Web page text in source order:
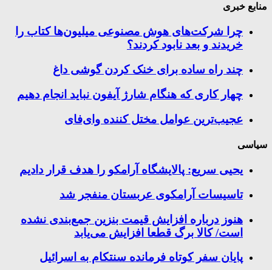
منابع خبری
چرا شرکت‌های هوش مصنوعی میلیون‌ها کتاب را
خریدند و بعد نابود کردند؟
چند راه‌ ساده برای خنک کردن گوشی داغ
چهار کاری که هنگام شارژ آیفون نباید انجام دهیم
عجیب‌ترین عوامل مختل کننده وای‌فای
سیاسی
یحیی سریع: پالایشگاه آرامکو را هدف قرار دادیم
تاسیسات آرامکوی عربستان منفجر شد
هنوز درباره افزایش قیمت بنزین جمع‌بندی نشده
است/ کالا برگ قطعا افزایش می‌یابد
پایان سفر کوتاه فرمانده سنتکام به اسرائیل